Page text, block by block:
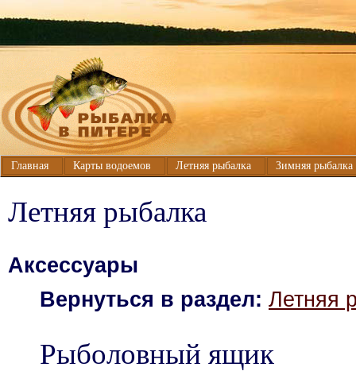
Главная Карты водоемов Летняя рыбалка Зимняя рыбалка
Летняя рыбалка
Аксессуары
Вернуться в раздел: Летняя
Рыболовный ящик